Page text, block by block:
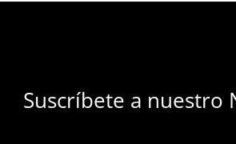
Suscríbete a nuestro